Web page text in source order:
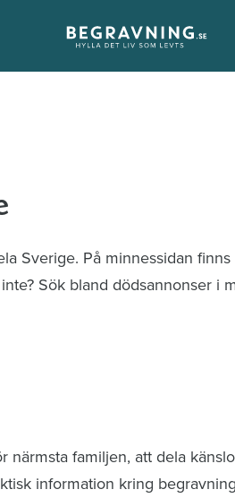
Sverige. På minnessidan
Sök bland dödsannonser
närmsta familjen, att dela
information kring